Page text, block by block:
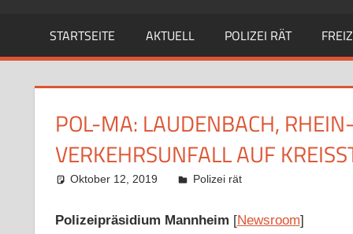
STARTSEITE AKTUELL POLIZEI RÄT
POL-MA: LAUDENBACH,
VERKEHRSUNFALL AUF
Oktober 12, 2019 Richard Uhl
Polizei rät
Polizeipräsidium Mannheim [Newsroom]